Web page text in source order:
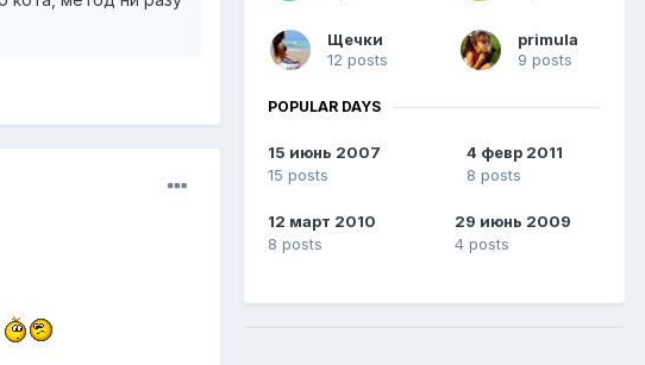
Щечки
12 posts
primula
9 posts
POPULAR DAYS
15 июнь 2007
15 posts
4 февр 2011
8 posts
12 март 2010
8 posts
29 июнь 2009
4 posts